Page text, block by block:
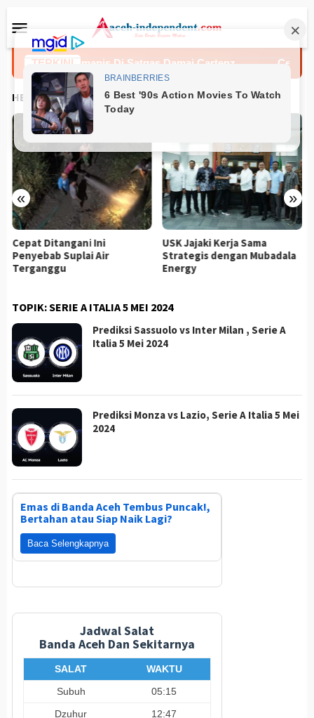
ke
kontenMobile
TERKINI
Srikandi Humanis Di Satgas Damai Cartenz Cepat
HEADLINES
« »
Cepat Ditangani Ini
Penyebab Suplai Air
Terganggu
USK Jajaki Kerja Sama
Strategis dengan Mubadala
Energy
TOPIK:SERIE A ITALIA 5 MEI 2024
Prediksi Sassuolo vs Inter Milan , Serie A
Italia 5 Mei 2024
Prediksi Monza vs Lazio, Serie A Italia 5 Mei
2024
Emas di Banda Aceh Tembus Puncak!,
Bertahan atau Siap Naik Lagi?
Baca Selengkapnya
Jadwal Salat
Banda Aceh Dan Sekitarnya
SALAT
WAKTU
Subuh
05:15
Dzuhur
12:47